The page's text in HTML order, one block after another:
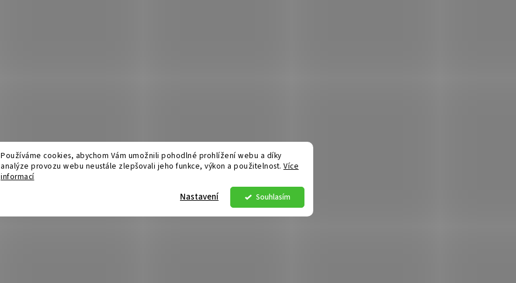
Používáme cookies, abychom Vám umožnili pohodlné prohlížení webu a díky
analýze provozu webu neustále zlepšovali jeho funkce, výkon a použitelnost. Více
informací
Souhlasím
Nastavení